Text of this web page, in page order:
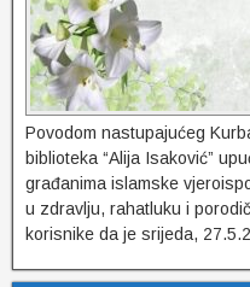
Povodom nastupajućeg
biblioteka “Alija Isaković”
građanima islamske
u zdravlju, rahatluku i
korisnike da je srijeda,